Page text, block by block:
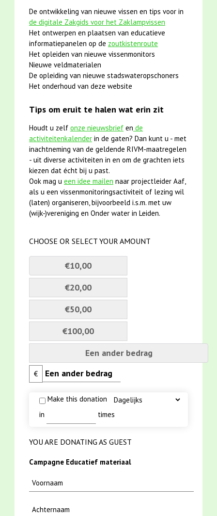
De ontwikkeling van nieuwe vissen en tips voor in
de digitale Zakgids voor het Zaklampvissen
Het ontwerpen en plaatsen van educatieve
informatiepanelen op de zoutkistenroute
Het opleiden van nieuwe vissenmonitors
Nieuwe veldmaterialen
De opleiding van nieuwe stadswateropschoners
Het onderhoud van deze website
Tips om eruit te halen wat erin zit
Houdt u zelf onze nieuwsbrief en de
activiteitenkalender in de gaten? Dan kunt u - met
inachtneming van de geldende RIVM-maatregelen
- uit diverse activiteiten in en om de grachten iets
kiezen dat écht bij u past.
Ook mag u een idee mailen naar projectleider Aaf,
als u een vissenmonitoringsactiviteit of lezing wil
(laten) organiseren, bijvoorbeeld i.s.m. met uw
(wijk-)vereniging en Onder water in Leiden.
CHOOSE OR SELECT YOUR AMOUNT
€10,00
€20,00
€50,00
€100,00
Een ander bedrag
€
Make this donation
in
times
YOU ARE DONATING AS GUEST
Campagne Educatief materiaal